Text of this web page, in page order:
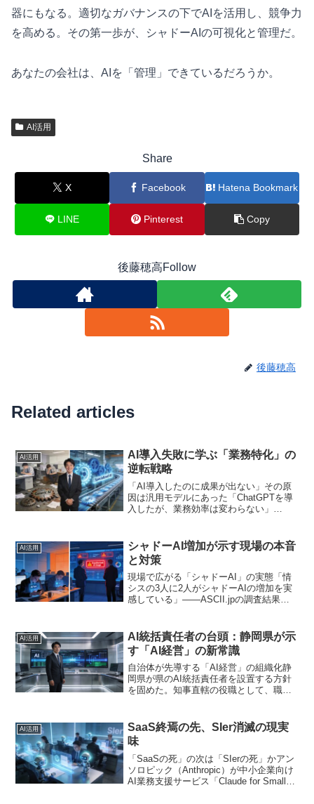
器にもなる。適切なガバナンスの下でAIを活用し、競争力
を高める。その第一歩が、シャドーAIの可視化と管理だ。
あなたの会社は、AIを「管理」できているだろうか。
AI活用
Share
X Facebook Hatena Bookmark
LINE Pinterest Copy
後藤穂高Follow
後藤穂高
Related articles
AI活用
AI導入失敗に学ぶ「業務特化」の
逆転戦略
「AI導入したのに成果が出ない」その原
因は汎用モデルにあった「ChatGPTを導
入したが、業務効率は変わらない」
経営者の方からよく聞くようになりまし
た。JBpress...
AI活用
シャドーAI増加が示す現場の本音
と対策
現場で広がる「シャドーAI」の実態「情
シスの3人に2人がシャドーAIの増加を実
感している」——ASCII.jpの調査結果が
や生成AIツールを使い始める「シャドー
A...
AI活用
AI統括責任者の台頭：静岡県が示
す「AI経営」の新常識
自治体が先導する「AI経営」の組織化静
岡県が県のAI統括責任者を設置する方針
を固めた。知事直轄の役職として、職員
行政の効率化を超えた重要なシグナル
だ。それは、AI活用...
AI活用
SaaS終焉の先、SIer消滅の現実
味
「SaaSの死」の次は「SIerの死」かアン
ソロピック（Anthropic）が中小企業向け
AI業務支援サービス「Claude for Small